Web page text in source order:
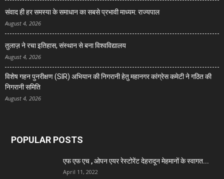
संवाद ही हर समस्या के समाधान का सबसे प्रभावी माध्यम: राज्यपाल
August 4, 2026
तुलाज़ ने रचा इतिहास, संस्थान से बना विश्वविद्यालय
August 4, 2026
विशेष गहन पुनरीक्षण (SIR) अभियान की निगरानी हेतु महानगर कांग्रेस कमेटी ने गठित की
निगरानी समिति
August 4, 2026
POPULAR POSTS
एफ एफ एच , ओपन एयर रेस्टोरेंट देहरादून मेहमानों के स्वागत...
April 11, 2022